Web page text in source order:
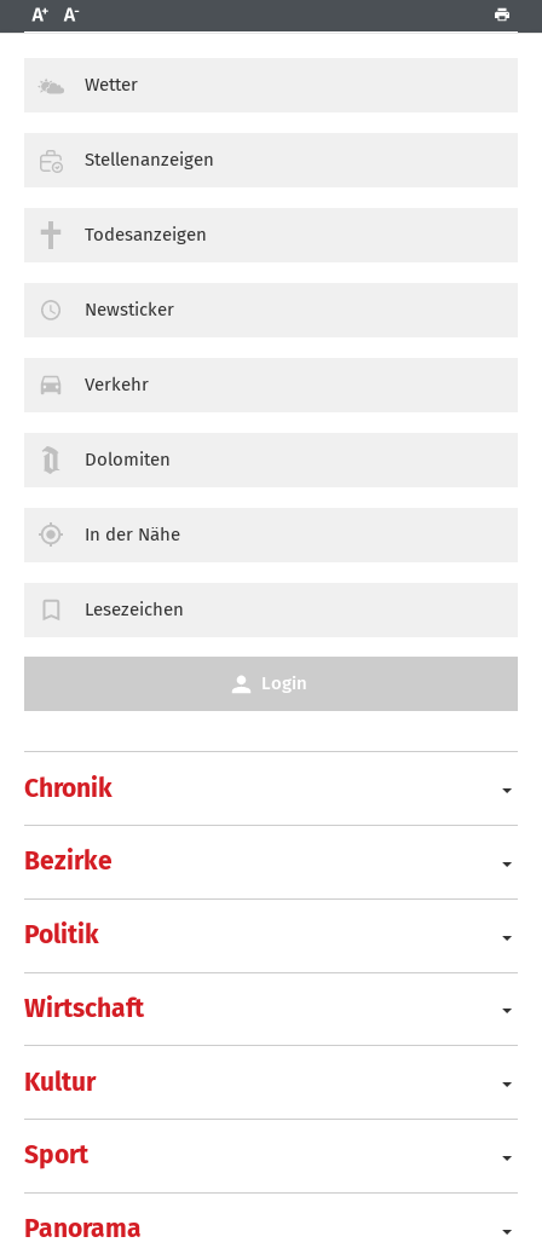
Chronik
Bezirke
Politik
Wirtschaft
Kultur
Sport
Panorama
Wetter
Stellenanzeigen
Todesanzeigen
Newsticker
Verkehr
Dolomiten
In der Nähe
Lesezeichen
Login